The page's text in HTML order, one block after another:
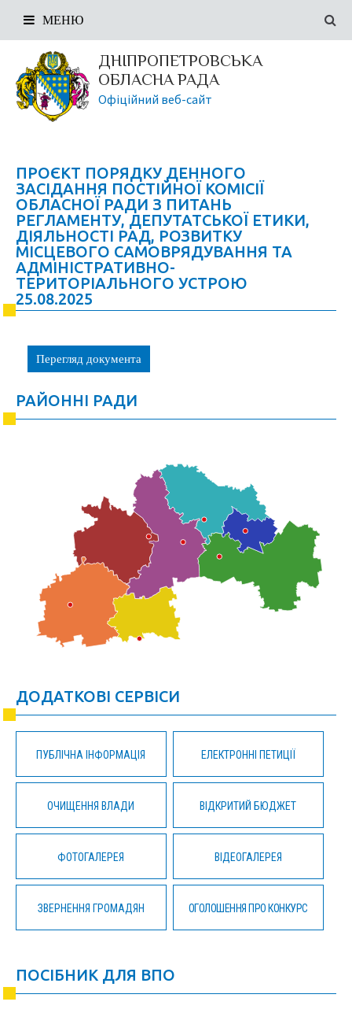
ДНІПРОПЕТРОВСЬКА
ОБЛАСНА РАДА
Офіційний веб-сайт
МЕНЮ
ПРОЄКТ ПОРЯДКУ ДЕННОГО
ЗАСІДАННЯ ПОСТІЙНОЇ КОМІСІЇ
ОБЛАСНОЇ РАДИ З ПИТАНЬ
РЕГЛАМЕНТУ, ДЕПУТАТСЬКОЇ ЕТИКИ,
ДІЯЛЬНОСТІ РАД, РОЗВИТКУ
МІСЦЕВОГО САМОВРЯДУВАННЯ ТА
АДМІНІСТРАТИВНО-
ТЕРИТОРІАЛЬНОГО УСТРОЮ
25.08.2025
Перегляд документа
РАЙОННІ РАДИ
ДОДАТКОВІ СЕРВІСИ
ПУБЛІЧНА ІНФОРМАЦІЯ ЕЛЕКТРОННІ ПЕТИЦІЇ
ОЧИЩЕННЯ ВЛАДИ ВІДКРИТИЙ БЮДЖЕТ
ФОТОГАЛЕРЕЯ ВІДЕОГАЛЕРЕЯ
ЗВЕРНЕННЯ ГРОМАДЯН ОГОЛОШЕННЯ ПРО КОНКУРС
ПОСІБНИК ДЛЯ ВПО